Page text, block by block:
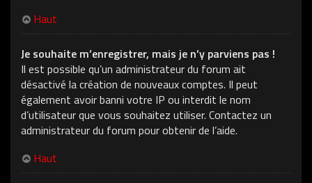
Haut
Je souhaite m’enregistrer, mais je n’y parviens pas !
Il est possible qu’un administrateur du forum ait
désactivé la création de nouveaux comptes. Il peut
également avoir banni votre IP ou interdit le nom
d’utilisateur que vous souhaitez utiliser. Contactez un
administrateur du forum pour obtenir de l’aide.
Haut